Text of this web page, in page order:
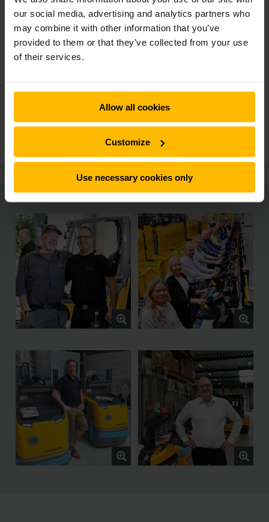
our social media, advertising and analytics partners who
may combine it with other information that you’ve
provided to them or that they’ve collected from your use
of their services.
Allow all cookies
Customize
Use necessary cookies only
CARSTEN DUUS
MANAGING DIRECTOR
belønnet hinanden, og virksomheden, med et kæmpe
klap på skulderen ved at støtte op om Great Place to
Tusind tak kære kollega!